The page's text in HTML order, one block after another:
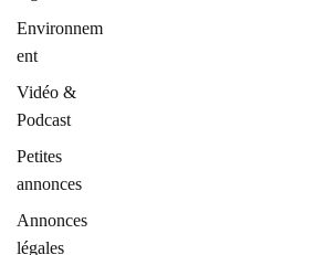
Environnem
ent
Vidéo &
Podcast
Petites
annonces
Annonces
légales